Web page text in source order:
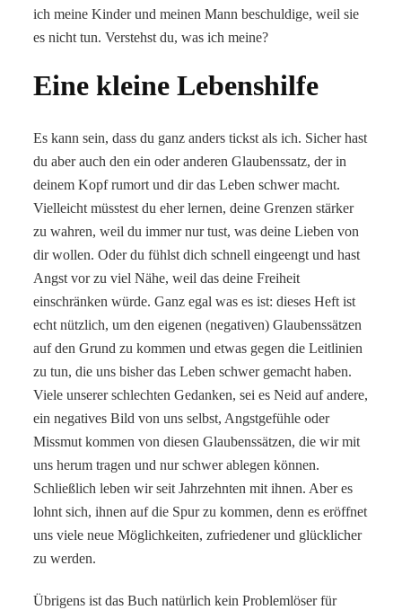
ich meine Kinder und meinen Mann beschuldige, weil sie
es nicht tun. Verstehst du, was ich meine?
Eine kleine Lebenshilfe
Es kann sein, dass du ganz anders tickst als ich. Sicher hast
du aber auch den ein oder anderen Glaubenssatz, der in
deinem Kopf rumort und dir das Leben schwer macht.
Vielleicht müsstest du eher lernen, deine Grenzen stärker
zu wahren, weil du immer nur tust, was deine Lieben von
dir wollen. Oder du fühlst dich schnell eingeengt und hast
Angst vor zu viel Nähe, weil das deine Freiheit
einschränken würde. Ganz egal was es ist: dieses Heft ist
echt nützlich, um den eigenen (negativen) Glaubenssätzen
auf den Grund zu kommen und etwas gegen die Leitlinien
zu tun, die uns bisher das Leben schwer gemacht haben.
Viele unserer schlechten Gedanken, sei es Neid auf andere,
ein negatives Bild von uns selbst, Angstgefühle oder
Missmut kommen von diesen Glaubenssätzen, die wir mit
uns herum tragen und nur schwer ablegen können.
Schließlich leben wir seit Jahrzehnten mit ihnen. Aber es
lohnt sich, ihnen auf die Spur zu kommen, denn es eröffnet
uns viele neue Möglichkeiten, zufriedener und glücklicher
zu werden.
Übrigens ist das Buch natürlich kein Problemlöser für